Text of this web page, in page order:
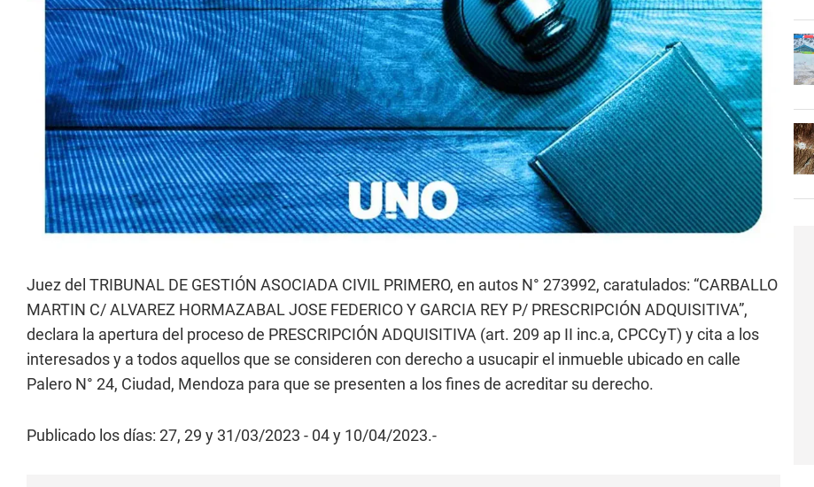
Juez del TRIBUNAL DE GESTIÓN ASOCIADA CIVIL PRIMERO, en autos N° 273992, caratulados: “CARBALLO
MARTIN C/ ALVAREZ HORMAZABAL JOSE FEDERICO Y GARCIA REY P/ PRESCRIPCIÓN ADQUISITIVA”,
declara la apertura del proceso de PRESCRIPCIÓN ADQUISITIVA (art. 209 ap II inc.a, CPCCyT) y cita a los
interesados y a todos aquellos que se consideren con derecho a usucapir el inmueble ubicado en calle
Palero N° 24, Ciudad, Mendoza para que se presenten a los fines de acreditar su derecho.
Publicado los días: 27, 29 y 31/03/2023 - 04 y 10/04/2023.-